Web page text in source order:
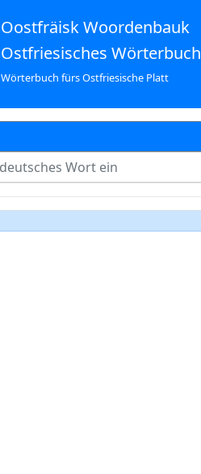
Oostfräisk Woordenbauk
Ostfriesisches Wörterbuch
Wörterbuch fürs Ostfriesische Platt